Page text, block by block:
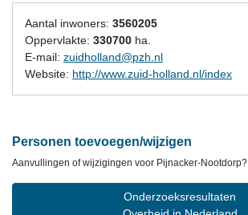
Aantal inwoners: 3560205
Oppervlakte: 330700 ha.
E-mail: zuidholland@pzh.nl
Website: http://www.zuid-holland.nl/index
Personen toevoegen/wijzigen
Aanvullingen of wijzigingen voor Pijnacker-Nootdorp?
Onderzoeksresultaten